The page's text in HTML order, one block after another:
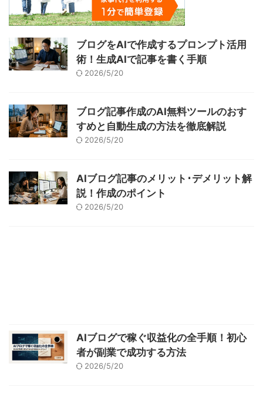
ブログをAIで作成するプロンプト活用
術！生成AIで記事を書く手順
2026/5/20
ブログ記事作成のAI無料ツールのおす
すめと自動生成の方法を徹底解説
2026/5/20
AIブログ記事のメリット･デメリット解
説！作成のポイント
2026/5/20
AIブログで稼ぐ収益化の全手順！初心
者が副業で成功する方法
2026/5/20